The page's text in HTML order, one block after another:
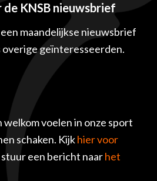
KNSB nieuwsbrief
maandelijkse nieuwsbrief
overige geïnteresseerden.
voelen in onze sport
schaken. Kijkhier voor
een bericht naarhet